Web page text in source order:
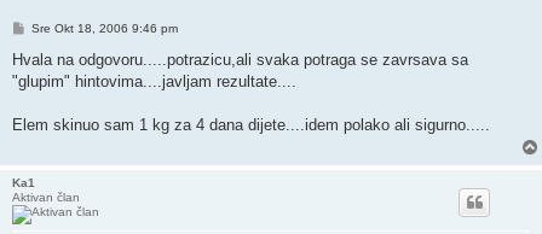
Post
Sre Okt 18, 2006 9:46 pm
Hvala na odgovoru.....potrazicu,ali svaka potraga se zavrsava sa
"glupim" hintovima....javljam rezultate....
Elem skinuo sam 1 kg za 4 dana dijete....idem polako ali sigurno.....
Ka1
Aktivan član